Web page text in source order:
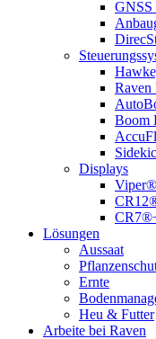
GNSS
Raven
Boom
Displays
Lösungen
Aussaat
Ernte
Heu & Futter
Arbeite bei Raven